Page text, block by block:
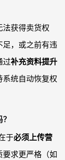
获得卖货权
足，或之前有违
过补充资料提升
系统自动恢复权
于必须上传营
要求更严格（如